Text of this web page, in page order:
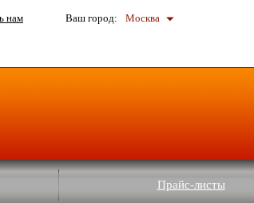
нам Ваш город: Москва
Прайс-листы